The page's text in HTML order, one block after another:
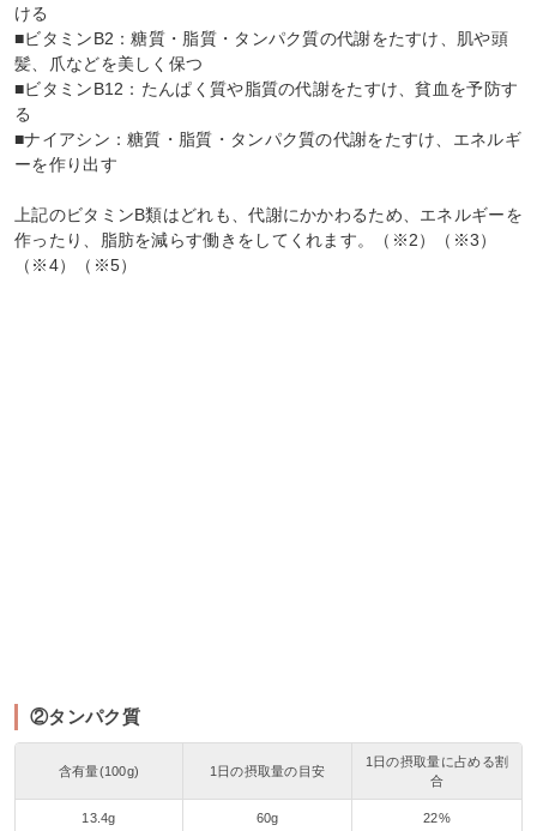
ける
■ビタミンB2：糖質・脂質・タンパク質の代謝をたすけ、肌や頭
髪、爪などを美しく保つ
■ビタミンB12：たんぱく質や脂質の代謝をたすけ、貧血を予防す
る
■ナイアシン：糖質・脂質・タンパク質の代謝をたすけ、エネルギ
ーを作り出す
上記のビタミンB類はどれも、代謝にかかわるため、エネルギーを
作ったり、脂肪を減らす働きをしてくれます。（※2）（※3）
（※4）（※5）
②タンパク質
含有量(100g) 1日の摂取量の目安
1日の摂取量に占める割
合
13.4g 60g 22%